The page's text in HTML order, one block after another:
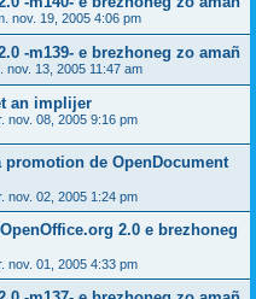
nov. 19, 2005 4:06 pm
-m139- e brezhoneg zo amañ
nov. 13, 2005 11:47 am
an implijer
nov. 08, 2005 9:16 pm
promotion de OpenDocument
nov. 02, 2005 1:24 pm
2.0 e brezhoneg
nov. 01, 2005 4:33 pm